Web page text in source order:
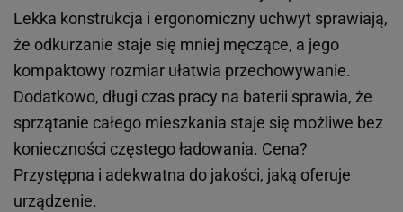
Lekka konstrukcja i ergonomiczny uchwyt sprawiają,
że odkurzanie staje się mniej męczące, a jego
kompaktowy rozmiar ułatwia przechowywanie.
Dodatkowo, długi czas pracy na baterii sprawia, że
sprzątanie całego mieszkania staje się możliwe bez
konieczności częstego ładowania. Cena?
Przystępna i adekwatna do jakości, jaką oferuje
urządzenie.